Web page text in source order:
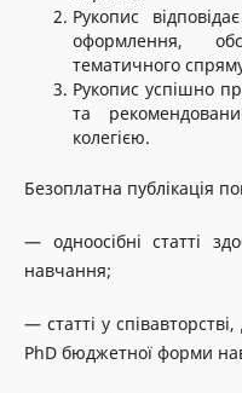
Рукопис
оформлення,
тематичного
Рукопис успішно
та
колегією.
Безоплатна публікація
— одноосібні статті
навчання;
— статті у
PhD бюджетної форми